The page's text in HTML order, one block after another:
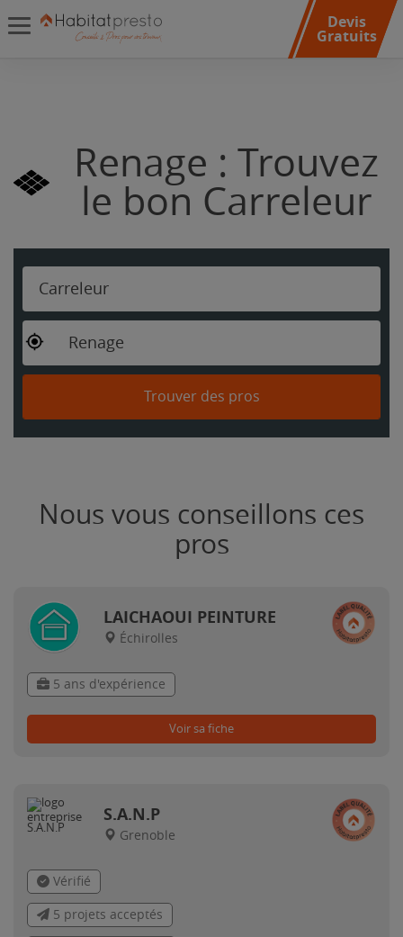
Devis
Gratuits
Renage : Trouvez
le bon Carreleur
Carreleur
Renage
Trouver des pros
Nous vous conseillons ces
pros
LAICHAOUI PEINTURE
Échirolles
5 ans d'expérience
Voir sa fiche
S.A.N.P
Grenoble
Vérifié
5 projets acceptés